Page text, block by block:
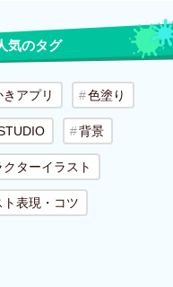
気のタグ
アプリ 色塗り
背景
ターイラスト
ト表現・コツ